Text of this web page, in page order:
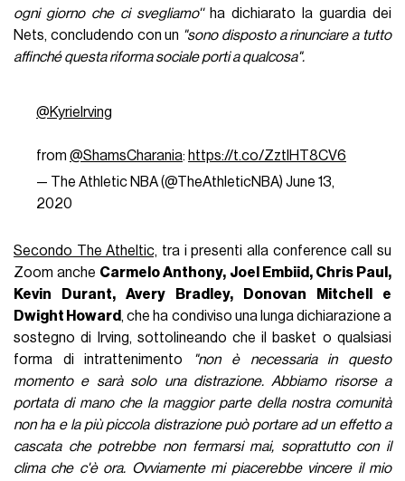
ogni giorno che ci svegliamo''ha dichiarato la guardia dei
Nets, concludendo con un "sono disposto a rinunciare a tutto
affinché questa riforma sociale porti a qualcosa".
@KyrieIrving
from @ShamsCharania: https://t.co/ZztlHT8CV6
— The Athletic NBA (@TheAthleticNBA) June 13,
2020
Secondo The Atheltic, tra i presenti alla conference call su
Zoom anche Carmelo Anthony, Joel Embiid, Chris Paul,
Kevin Durant, Avery Bradley, Donovan Mitchell e
Dwight Howard , che ha condiviso una lunga dichiarazione a
sostegno di Irving, sottolineando che il basket o qualsiasi
forma di intrattenimento
"non è necessaria in questo
momento e sarà solo una distrazione. Abbiamo risorse a
portata di mano che la maggior parte della nostra comunità
non ha e la più piccola distrazione può portare ad un effetto a
cascata che potrebbe non fermarsi mai, soprattutto con il
clima che c'è ora. Ovviamente mi piacerebbe vincere il mio